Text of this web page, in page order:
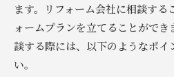
ます。リフォーム会社に相談する
ォームプランを立てることがで
談する際には、以下のようなポイ
い。